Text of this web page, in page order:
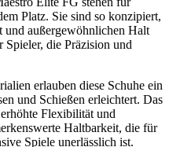
Platz. Sie sind so konzipiert,
und außergewöhnlichen Halt
die Präzision und
erlauben diese Schuhe ein
und Schießen erleichtert. Das
Flexibilität und
Haltbarkeit, die für
Spiele unerlässlich ist.